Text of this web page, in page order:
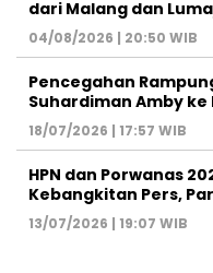
dari Malang dan
04/08/2026 | 20:50 WIB
Pencegahan
Suhardiman Amby ke
18/07/2026 | 17:57 WIB
HPN dan Porwanas
Kebangkitan Pers,
13/07/2026 | 19:07 WIB